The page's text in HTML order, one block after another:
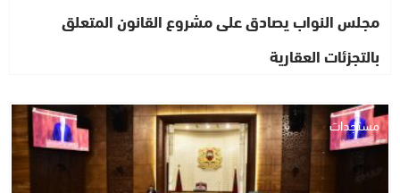
مجلس النواب يصادق على مشروع القانون المتعلق
بالتجزئات العقارية
مستجدات